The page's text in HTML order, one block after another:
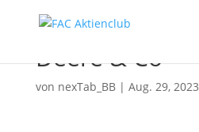
Deere & Co
von nexTab_BB| Aug. 29, 2023